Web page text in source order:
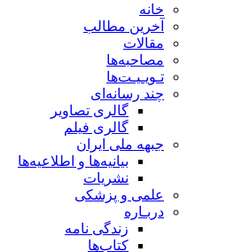
خانه
آخرین مطالب
مقالات
مصاحبه‌ها
تـویـیـت‌ها
چند رسانه‌ای
گالری تصاویر
گالری فیلم
جبهه ملی ایران
بیانیه‌ها و اطلاعیه‌ها
نشریات
علمی و پزشکی
دربـاره
زندگی نامه
کتاب‌ها